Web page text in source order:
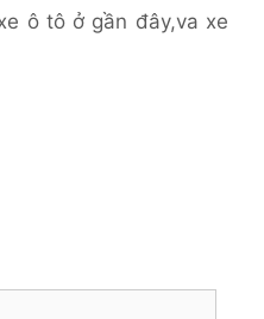
ô tô ở gần đây,va xe